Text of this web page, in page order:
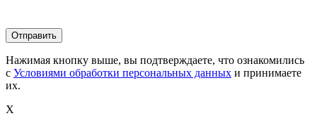
Нажимая кнопку выше, вы подтверждаете, что ознакомились
с Условиями обработки персональных данных и принимаете
их.
X